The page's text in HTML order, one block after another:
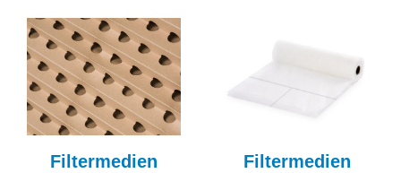
Filtermedien
Filtermedien